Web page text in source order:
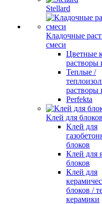
Stellard
Кладочные
смеси
Цветные
растворы
Теплые /
растворы
Perfekta
Клей для блоков
Клей для
блоков
Клей для
блоков
Клей для
блоков /
керамики